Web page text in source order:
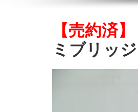
【売約済】
ミブリッジ